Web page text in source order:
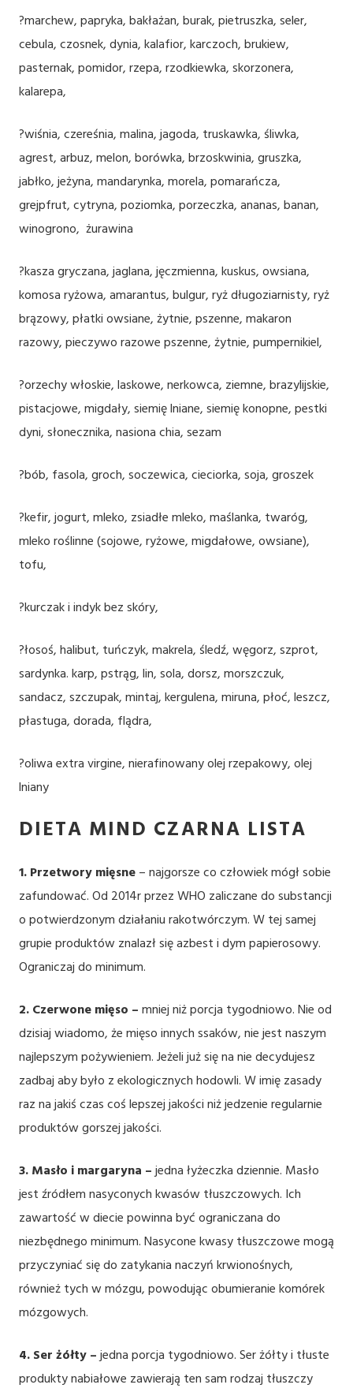
?marchew, papryka, bakłażan, burak, pietruszka, seler,
cebula, czosnek, dynia, kalafior, karczoch, brukiew,
pasternak, pomidor, rzepa, rzodkiewka, skorzonera,
kalarepa,
?wiśnia, czereśnia, malina, jagoda, truskawka, śliwka,
agrest, arbuz, melon, borówka, brzoskwinia, gruszka,
jabłko, jeżyna, mandarynka, morela, pomarańcza,
grejpfrut, cytryna, poziomka, porzeczka, ananas, banan,
winogrono, żurawina
?kasza gryczana, jaglana, jęczmienna, kuskus, owsiana,
komosa ryżowa, amarantus, bulgur, ryż długoziarnisty, ryż
brązowy, płatki owsiane, żytnie, pszenne, makaron
razowy, pieczywo razowe pszenne, żytnie, pumpernikiel,
?orzechy włoskie, laskowe, nerkowca, ziemne, brazylijskie,
pistacjowe, migdały, siemię lniane, siemię konopne, pestki
dyni, słonecznika, nasiona chia, sezam
?bób, fasola, groch, soczewica, cieciorka, soja, groszek
?kefir, jogurt, mleko, zsiadłe mleko, maślanka, twaróg,
mleko roślinne (sojowe, ryżowe, migdałowe, owsiane),
tofu,
?kurczak i indyk bez skóry,
?łosoś, halibut, tuńczyk, makrela, śledź, węgorz, szprot,
sardynka. karp, pstrąg, lin, sola, dorsz, morszczuk,
sandacz, szczupak, mintaj, kergulena, miruna, płoć, leszcz,
płastuga, dorada, flądra,
?oliwa extra virgine, nierafinowany olej rzepakowy, olej
lniany
DIETA MIND CZARNA LISTA
1. Przetwory mięsne – najgorsze co człowiek mógł sobie
zafundować. Od 2014r przez WHO zaliczane do substancji
o potwierdzonym działaniu rakotwórczym. W tej samej
grupie produktów znalazł się azbest i dym papierosowy.
Ograniczaj do minimum.
2. Czerwone mięso – mniej niż porcja tygodniowo. Nie od
dzisiaj wiadomo, że mięso innych ssaków, nie jest naszym
najlepszym pożywieniem. Jeżeli już się na nie decydujesz
zadbaj aby było z ekologicznych hodowli. W imię zasady
raz na jakiś czas coś lepszej jakości niż jedzenie regularnie
produktów gorszej jakości.
3. Masło i margaryna – jedna łyżeczka dziennie. Masło
jest źródłem nasyconych kwasów tłuszczowych. Ich
zawartość w diecie powinna być ograniczana do
niezbędnego minimum. Nasycone kwasy tłuszczowe mogą
przyczyniać się do zatykania naczyń krwionośnych,
również tych w mózgu, powodując obumieranie komórek
mózgowych.
4. Ser żółty – jedna porcja tygodniowo. Ser żółty i tłuste
produkty nabiałowe zawierają ten sam rodzaj tłuszczy